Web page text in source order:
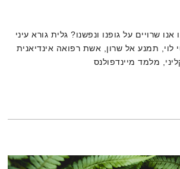
שרויים על גופנו ונפשנו? גלית גורא עיני
תמנע אל שרון, אשת רפואה אינדיאנית
מלמד מיינדפולנס